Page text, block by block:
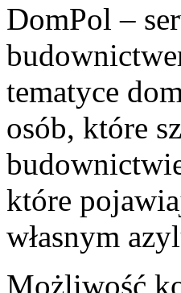
DomPol –
tematyce
osób, które
które
własnym
Możliwość